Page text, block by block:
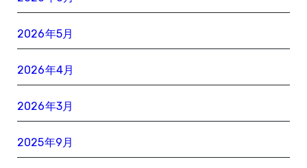
2026年5月
2026年4月
2026年3月
2025年9月